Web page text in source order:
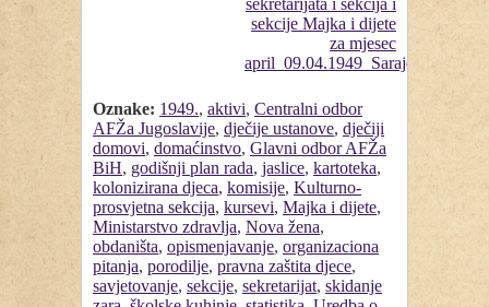
Oznake: 1949., aktivi, Centralni odbor
AFŽa Jugoslavije, dječije ustanove, dječiji
domovi, domaćinstvo, Glavni odbor AFŽa
BiH, godišnji plan rada, jaslice, kartoteka,
kolonizirana djeca, komisije, Kulturno-
prosvjetna sekcija, kursevi, Majka i dijete,
Ministarstvo zdravlja, Nova žena,
obdaništa, opismenjavanje, organizaciona
pitanja, porodilje, pravna zaštita djece,
savjetovanje, sekcije, sekretarijat, skidanje